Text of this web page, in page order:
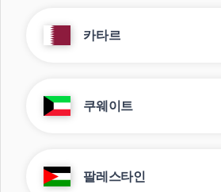
카타르
쿠웨이트
팔레스타인